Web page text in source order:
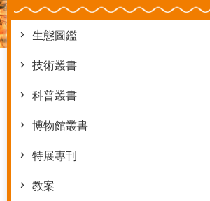
生態圖鑑
技術叢書
科普叢書
博物館叢書
特展專刊
教案